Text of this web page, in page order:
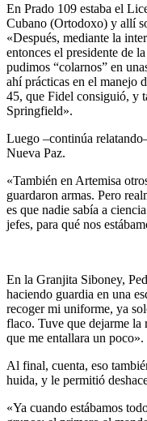
En Prado 109 estaba el
Cubano (Ortodoxo) y allí
«Después, mediante la
entonces el presidente de
pudimos “colarnos” en
ahí prácticas en el manejo
45, que Fidel consiguió, y
Springfield».
Luego –continúa
Nueva Paz.
«También en Artemisa
guardaron armas. Pero
es que nadie sabía a
jefes, para qué nos
En la Granjita Siboney,
haciendo guardia en una
recoger mi uniforme, ya
flaco. Tuve que dejarme la
que me entallara un poco».
Al final, cuenta, eso
huida, y le permitió
«Ya cuando estábamos